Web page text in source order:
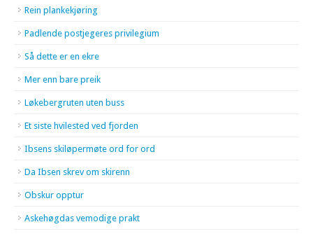
Rein plankekjøring
Padlende postjegeres privilegium
Så dette er en ekre
Mer enn bare preik
Løkebergruten uten buss
Et siste hvilested ved fjorden
Ibsens skiløpermøte ord for ord
Da Ibsen skrev om skirenn
Obskur opptur
Askehøgdas vemodige prakt